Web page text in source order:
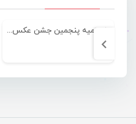
اختتامیه پنجمین جشن عکس هرمزگان